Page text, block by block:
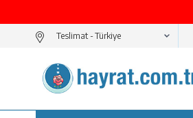
Teslimat -